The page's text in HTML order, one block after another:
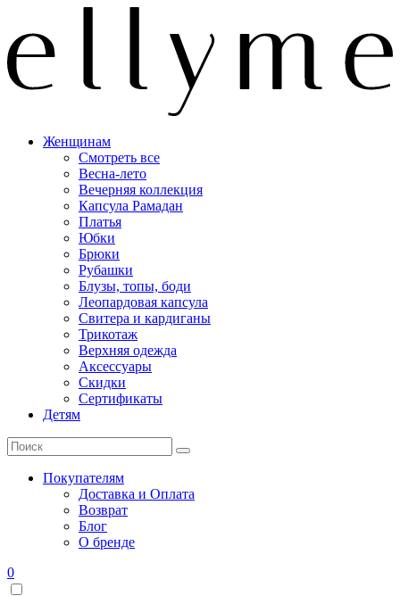
Женщинам
Смотреть все
Весна-лето
Вечерняя коллекция
Капсула Рамадан
Платья
Юбки
Брюки
Рубашки
Блузы, топы, боди
Леопардовая капсула
Свитера и кардиганы
Трикотаж
Верхняя одежда
Аксессуары
Скидки
Сертификаты
Детям
Покупателям
Доставка и Оплата
Возврат
Блог
О бренде
0